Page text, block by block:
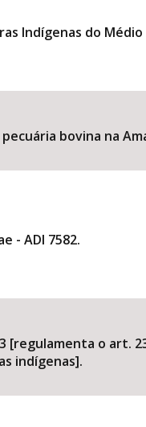
Indígenas do
pecuária bovina na
- ADI 7582.
[regulamenta o art.
indígenas].